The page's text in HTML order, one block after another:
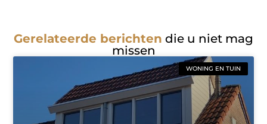
Gerelateerde berichten die u niet mag
missen
WONING EN TUIN